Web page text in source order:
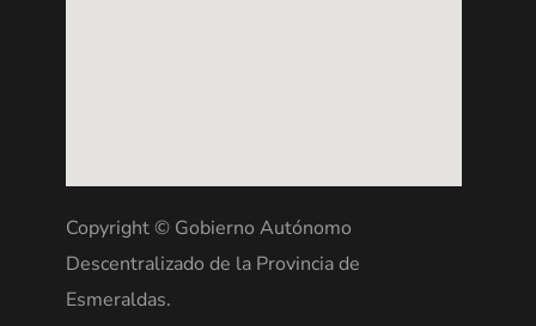
Copyright © Gobierno Autónomo
Descentralizado de la Provincia de
Esmeraldas.